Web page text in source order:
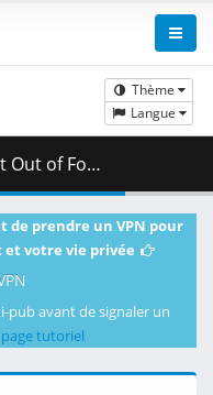
Thème
Langue
( 459.33 MB )
de prendre un VPN pour
votre vie privée
pub avant de signaler un
tutoriel